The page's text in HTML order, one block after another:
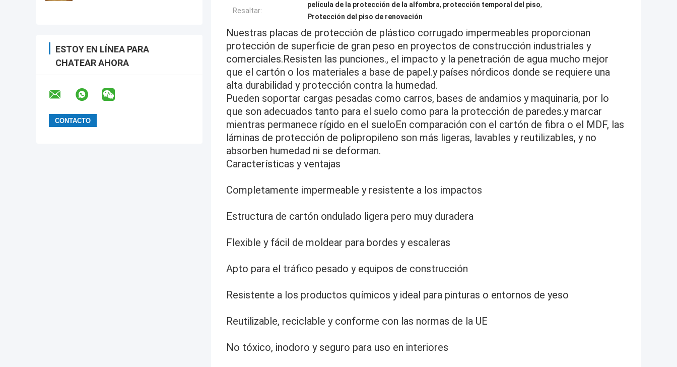
ESTOY EN LÍNEA PARA
CHATEAR AHORA
Resaltar:
película de la protección de la alfombra, protección temporal del piso,
Protección del piso de renovación
Nuestras placas de protección de plástico corrugado impermeables proporcionan
protección de superficie de gran peso en proyectos de construcción industriales y
comerciales.Resisten las punciones., el impacto y la penetración de agua mucho mejor
que el cartón o los materiales a base de papel.y países nórdicos donde se requiere una
alta durabilidad y protección contra la humedad.
Pueden soportar cargas pesadas como carros, bases de andamios y maquinaria, por lo
que son adecuados tanto para el suelo como para la protección de paredes.y marcar
mientras permanece rígido en el sueloEn comparación con el cartón de fibra o el MDF, las
láminas de protección de polipropileno son más ligeras, lavables y reutilizables, y no
absorben humedad ni se deforman.
Características y ventajas
Completamente impermeable y resistente a los impactos
Estructura de cartón ondulado ligera pero muy duradera
Flexible y fácil de moldear para bordes y escaleras
Apto para el tráfico pesado y equipos de construcción
Resistente a los productos químicos y ideal para pinturas o entornos de yeso
Reutilizable, reciclable y conforme con las normas de la UE
No tóxico, inodoro y seguro para uso en interiores